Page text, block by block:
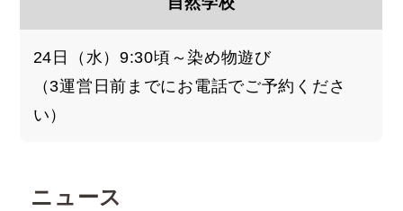
24日（水）9:30頃～染め物遊び
（3運営日前までにお電話でご予約くださ
い）
ニュース